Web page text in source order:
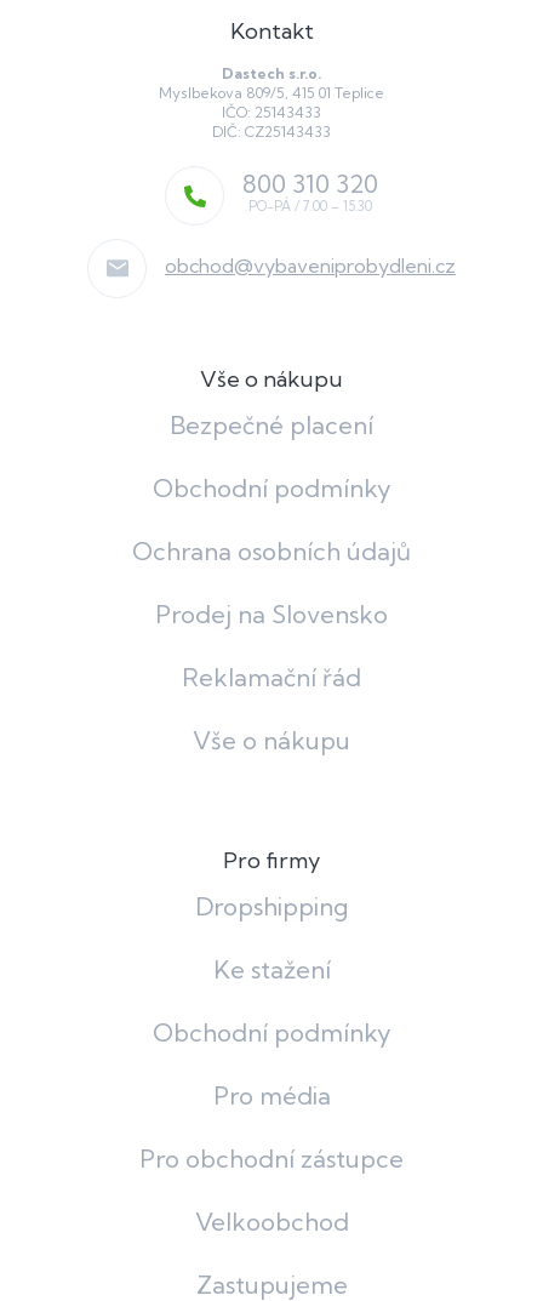
Kontakt
Dastech s.r.o.
Myslbekova 809/5, 415 01 Teplice
IČO: 25143433
DIČ: CZ25143433
obchod@vybaveniprobydleni.cz
800 310 320
Vše o nákupu
Bezpečné placení
Obchodní podmínky
Ochrana osobních údajů
Prodej na Slovensko
Reklamační řád
Vše o nákupu
Pro firmy
Dropshipping
Ke stažení
Obchodní podmínky
Pro média
Pro obchodní zástupce
Velkoobchod
Zastupujeme